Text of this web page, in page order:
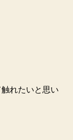
れたいと思い